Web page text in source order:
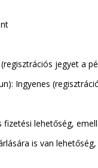
jegyet a
Ingyenes
lehetőség,
is van